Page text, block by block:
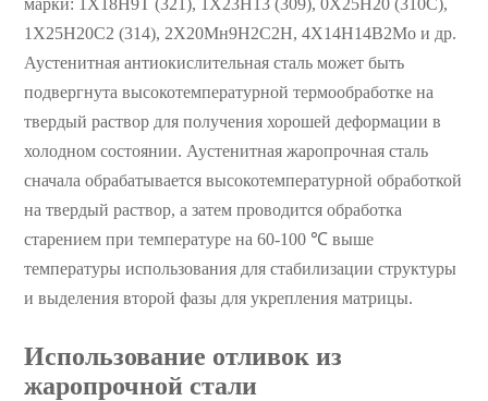
1Х25Н20С2 (314), 2Х20Мн9Н2С2Н, 4Х14Н14В2Мо и др.
Аустенитная антиокислительная сталь может быть
подвергнута высокотемпературной термообработке на
твердый раствор для получения хорошей деформации в
холодном состоянии. Аустенитная жаропрочная сталь
сначала обрабатывается высокотемпературной обработкой
на твердый раствор, а затем проводится обработка
старением при температуре на 60-100 ℃ выше
температуры использования для стабилизации структуры
и выделения второй фазы для укрепления матрицы.
Использование отливок из
жаропрочной стали